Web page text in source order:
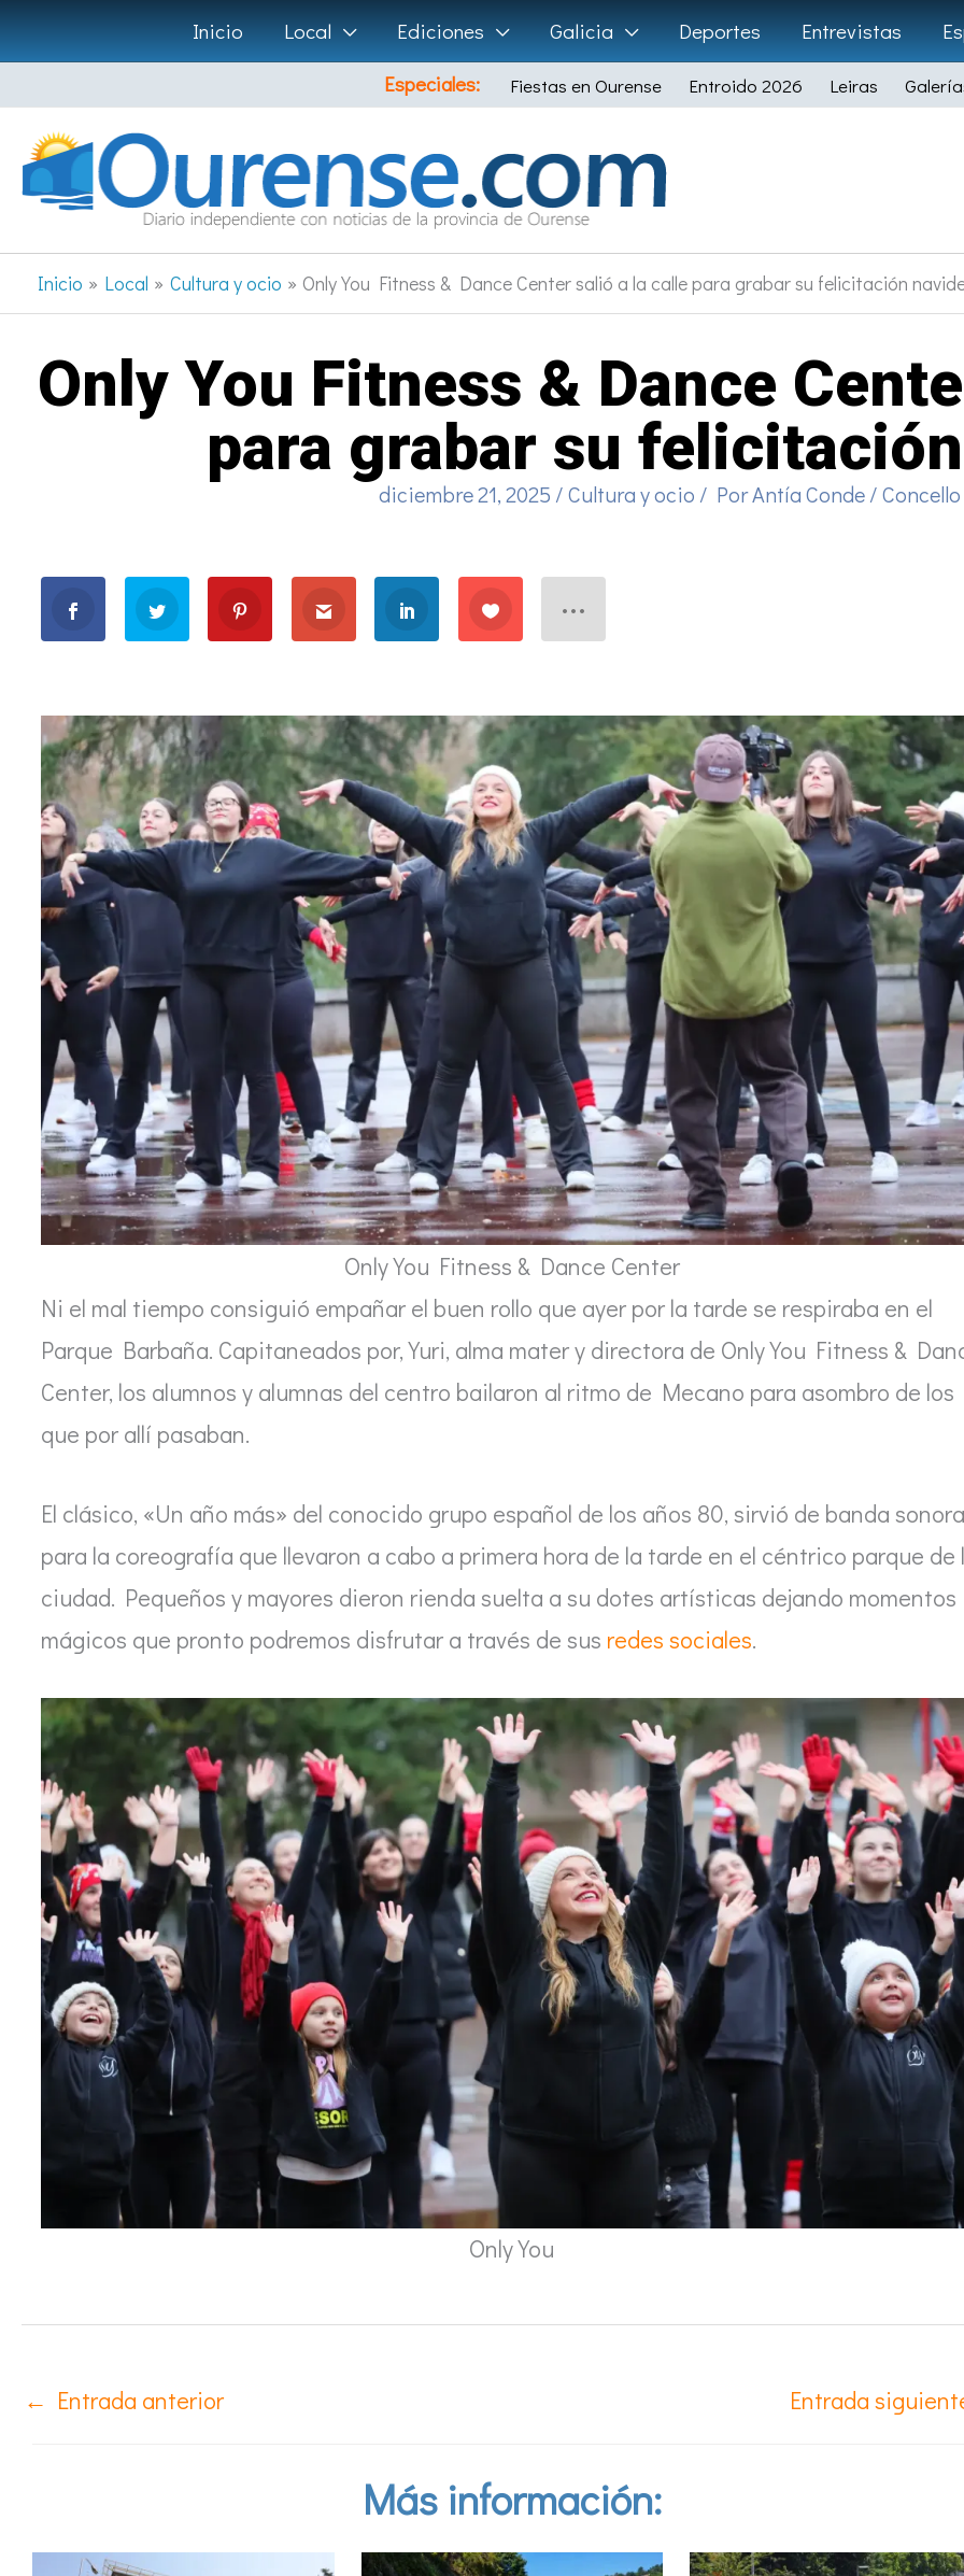
Ir
al
contenido
Inicio Local Ediciones Galicia Deportes Entrevistas
Especiales:
Fiestas en Ourense Entroido 2026 Leiras
Inicio Local Cultura y ocio Only You Fitness & Dance Center salió a la calle para grabar su felicitación
Only You Fitness & Dance
para grabar su
diciembre 21, 2025 /Cultura y ocio / PorAntía Conde/
Only You Fitness & Dance Center
Ni el mal tiempo consiguió empañar el buen rollo que ayer por la tarde se respiraba en el
Parque Barbaña. Capitaneados por, Yuri, alma mater y directora de Only You Fitness &
Center, los alumnos y alumnas del centro bailaron al ritmo de Mecano para asombro de los
que por allí pasaban.
El clásico, «Un año más» del conocido grupo español de los años 80, sirvió de banda sonora
para la coreografía que llevaron a cabo a primera hora de la tarde en el céntrico parque de
ciudad. Pequeños y mayores dieron rienda suelta a su dotes artísticas dejando momentos
mágicos que pronto podremos disfrutar a través de sus redes sociales.
Only You
← Entrada anterior Entrada
Más información: